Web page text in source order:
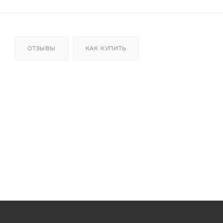
ОТЗЫВЫ КАК КУПИТЬ